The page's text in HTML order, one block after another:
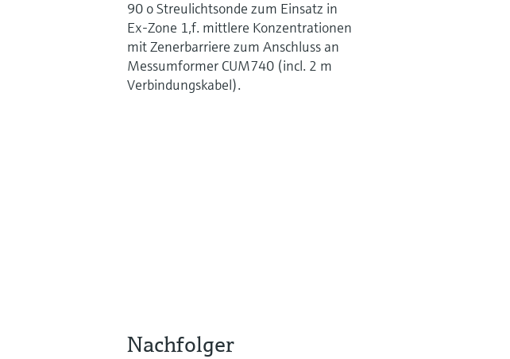
90 o Streulichtsonde zum Einsatz in
Ex-Zone 1,f. mittlere Konzentrationen
mit Zenerbarriere zum Anschluss an
Messumformer CUM740 (incl. 2 m
Verbindungskabel).
Nachfolger